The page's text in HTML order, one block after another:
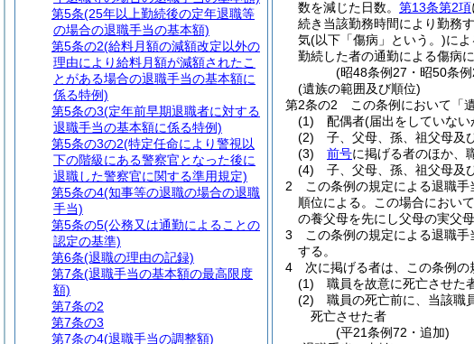
数を減じた日数。 第13条第2項
続き当該勤務時間により勤務
気(以下「傷病」という。)に
勤続した者の通勤による傷病
(昭48条例27・昭50条
(遺族の範囲及び順位)
第2条の2
この条例において「
(1)
配偶者(届出をしていな
(2)
子、父母、孫、祖父母及
(3)
前号に掲げる者のほか、
(4)
子、父母、孫、祖父母及
2
この条例の規定による退職手
順位による。
この場合におい
の養父母を先にし父母の実父母
3
この条例の規定による退職
する。
4
次に掲げる者は、この条例の
(1)
職員を故意に死亡させた
(2)
職員の死亡前に、当該職
死亡させた者
(平21条例72・追加)
第5条(25年以上勤続後の定年退職等
の場合の退職手当の基本額)
第5条の2(給料月額の減額改定以外の
理由により給料月額が減額されたこ
とがある場合の退職手当の基本額に
係る特例)
第5条の3(定年前早期退職者に対する
退職手当の基本額に係る特例)
第5条の3の2(特定任命により警視以
下の階級にある警察官となった後に
退職した警察官に関する準用規定)
第5条の4(知事等の退職の場合の退職
手当)
第5条の5(公務又は通勤によることの
認定の基準)
第6条(退職の理由の記録)
第7条(退職手当の基本額の最高限度
額)
第7条の2
第7条の3
第7条の4(退職手当の調整額)